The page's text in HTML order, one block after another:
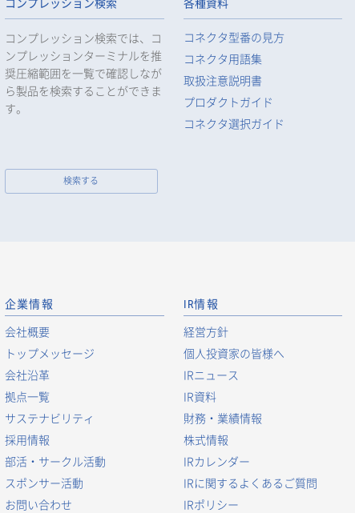
コンプレッション検索
コンプレッション検索では、コ
ンプレッションターミナルを推
奨圧縮範囲を一覧で確認しなが
ら製品を検索することができま
す。
検索する
各種資料
コネクタ型番の見方
コネクタ用語集
取扱注意説明書
プロダクトガイド
コネクタ選択ガイド
企業情報
会社概要
トップメッセージ
会社沿革
拠点一覧
サステナビリティ
採用情報
部活・サークル活動
スポンサー活動
お問い合わせ
IR情報
経営方針
個人投資家の皆様へ
IRニュース
IR資料
財務・業績情報
株式情報
IRカレンダー
IRに関するよくあるご質問
IRポリシー